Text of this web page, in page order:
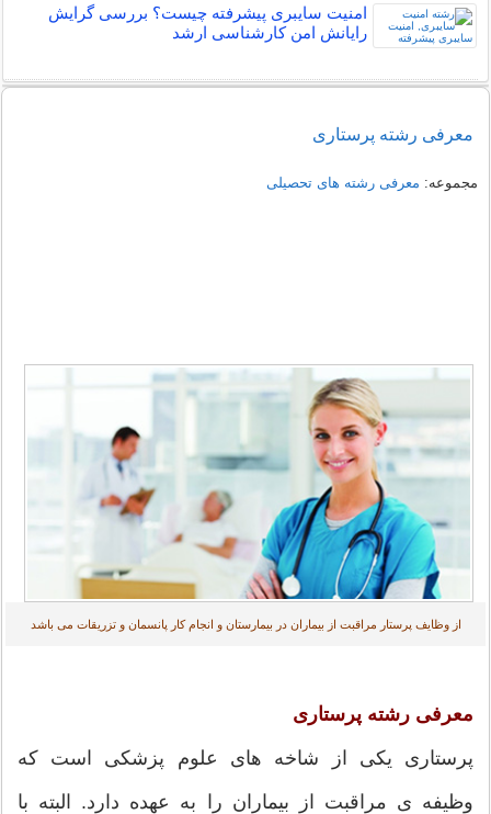
امنیت سایبری پیشرفته چیست؟ بررسی گرایش
رایانش امن کارشناسی ارشد
معرفی رشته پرستاری
مجموعه: معرفی رشته های تحصیلی
از وظایف پرستار مراقبت از بیماران در بیمارستان و انجام کار پانسمان و تزریقات می باشد
معرفی رشته پرستاری
پرستاری یکی از شاخه های علوم پزشکی است که
وظیفه ی مراقبت از بیماران را به عهده دارد. البته با